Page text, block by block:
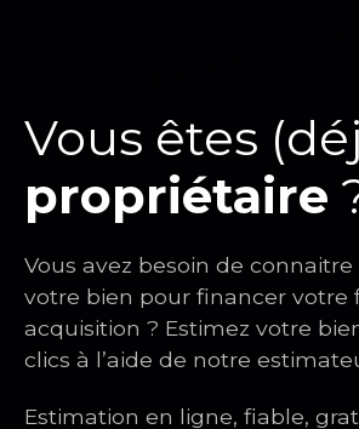
Vous êtes
propriétaire
Vous avez besoin de
votre bien pour financer votre
acquisition ? Estimez votre
clics à l’aide de notre
Estimation en ligne, fiable,